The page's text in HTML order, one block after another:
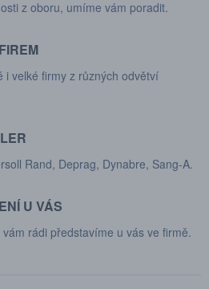
z oboru, umíme vám poradit.
i velké firmy z různých odvětví
Rand, Deprag, Dynabre, Sang-A.
U VÁS
rádi představíme u vás ve firmě.